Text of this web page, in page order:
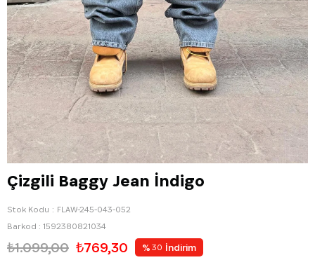
Çizgili Baggy Jean İndigo
Stok Kodu
FLAW-245-043-052
Barkod : 1592380821034
₺1.099,00 ₺769,30 % 30 İndirim